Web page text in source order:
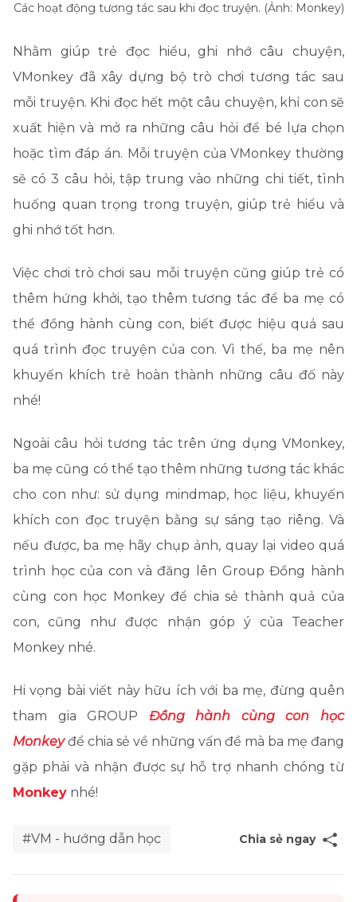
Các hoạt động tương tác sau khi đọc truyện. (Ảnh: Monkey)
Nhằm giúp trẻ đọc hiểu, ghi nhớ câu chuyện,
VMonkey đã xây dựng bộ trò chơi tương tác sau
mỗi truyện. Khi đọc hết một câu chuyện, khỉ con sẽ
xuất hiện và mở ra những câu hỏi để bé lựa chọn
hoặc tìm đáp án. Mỗi truyện của VMonkey thường
sẽ có 3 câu hỏi, tập trung vào những chi tiết, tình
huống quan trọng trong truyện, giúp trẻ hiểu và
ghi nhớ tốt hơn.
Việc chơi trò chơi sau mỗi truyện cũng giúp trẻ có
thêm hứng khởi, tạo thêm tương tác để ba mẹ có
thể đồng hành cùng con, biết được hiệu quả sau
quá trình đọc truyện của con. Vì thế, ba mẹ nên
khuyến khích trẻ hoàn thành những câu đố này
nhé!
Ngoài câu hỏi tương tác trên ứng dụng VMonkey,
ba mẹ cũng có thể tạo thêm những tương tác khác
cho con như: sử dụng mindmap, học liệu, khuyến
khích con đọc truyện bằng sự sáng tạo riêng. Và
nếu được, ba mẹ hãy chụp ảnh, quay lại video quá
trình học của con và đăng lên Group Đồng hành
cùng con học Monkey để chia sẻ thành quả của
con, cũng như được nhận góp ý của Teacher
Monkey nhé.
Hi vọng bài viết này hữu ích với ba mẹ, đừng quên
tham gia GROUP Đồng hành cùng con học
Monkeyđể chia sẻ về những vấn đề mà ba mẹ đang
gặp phải và nhận được sự hỗ trợ nhanh chóng từ
Monkey nhé!
#VM - hướng dẫn học Chia sẻ ngay